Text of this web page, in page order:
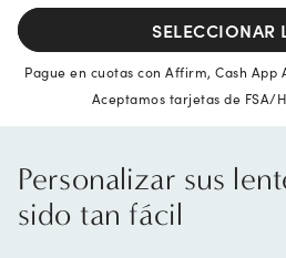
SELECCIONAR
Pague en cuotas con Affirm, Cash App
Aceptamos tarjetas de FSA/
Personalizar sus
sido tan fácil